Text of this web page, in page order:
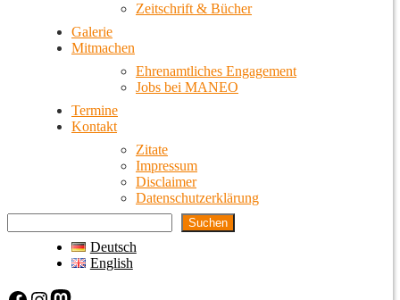
Zeitschrift & Bücher
Galerie
Mitmachen
Ehrenamtliches Engagement
Jobs bei MANEO
Termine
Kontakt
Zitate
Impressum
Disclaimer
Datenschutzerklärung
Suchen
Deutsch
English